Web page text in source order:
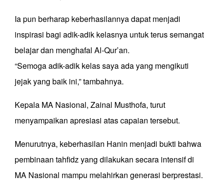
Ia pun berharap keberhasilannya dapat menjadi
inspirasi bagi adik-adik kelasnya untuk terus semangat
belajar dan menghafal Al-Qur’an.
“Semoga adik-adik kelas saya ada yang mengikuti
jejak yang baik ini,” tambahnya.
Kepala MA Nasional, Zainal Musthofa, turut
menyampaikan apresiasi atas capaian tersebut.
Menurutnya, keberhasilan Hanin menjadi bukti bahwa
pembinaan tahfidz yang dilakukan secara intensif di
MA Nasional mampu melahirkan generasi berprestasi.